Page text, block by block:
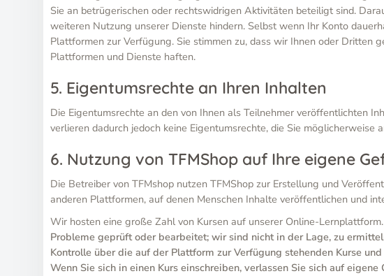
Sie an betrügerischen oder rechtswidrigen Aktivitäten beteiligt sind.
weiteren Nutzung unserer Dienste hindern. Selbst wenn Ihr Konto
Plattformen zur Verfügung. Sie stimmen zu, dass wir Ihnen oder Dritten
Plattformen und Dienste haften.
5. Eigentumsrechte an Ihren Inhalten
Die Eigentumsrechte an den von Ihnen als Teilnehmer veröffentlichten
verlieren dadurch jedoch keine Eigentumsrechte, die Sie möglicherweise
6. Nutzung von TFMShop auf Ihre eigene
Die Betreiber von TFMshop nutzen TFMShop zur Erstellung und
anderen Plattformen, auf denen Menschen Inhalte veröffentlichen und
Wir hosten eine große Zahl von Kursen auf unserer Online-Lernplattform.
Probleme geprüft oder bearbeitet; wir sind nicht in der Lage, zu
Kontrolle über die auf der Plattform zur Verfügung stehenden Kurse
Wenn Sie sich in einen Kurs einschreiben, verlassen Sie sich auf